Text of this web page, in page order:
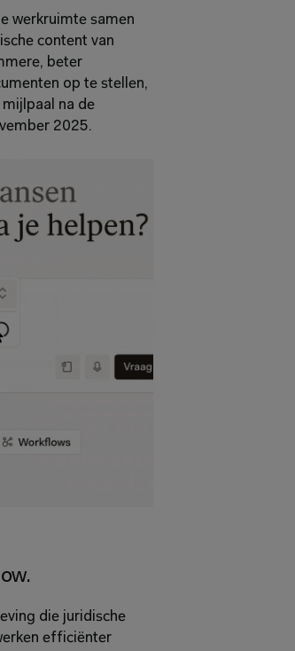
werkruimte samen
content van
beter
op te stellen,
na de
2025.
die juridische
efficiënter